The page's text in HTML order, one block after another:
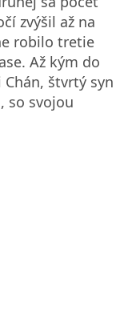
zvýšil až na
robilo tretie
Až kým do
štvrtý syn
so svojou